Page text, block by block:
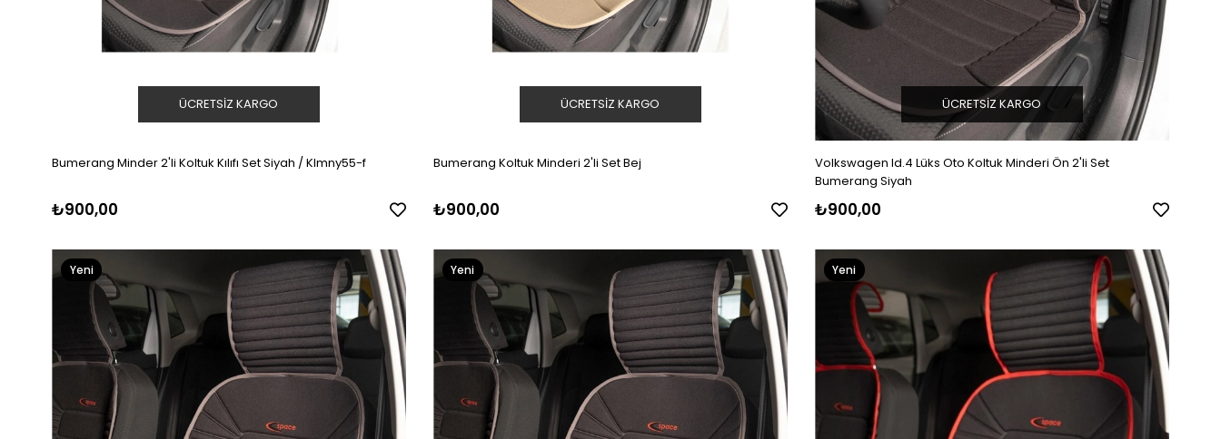
Bumerang Minder 2'li Koltuk Kılıfı Set Siyah / Klmny55-f
₺900,00
ÜCRETSIZ KARGO
Bumerang Koltuk Minderi 2'li Set Bej
₺900,00
ÜCRETSIZ KARGO
Volkswagen Id.4 Lüks Oto Koltuk Minderi Ön 2'li Set
Bumerang Siyah
₺900,00
ÜCRETSIZ KARGO
Yeni
Ürün
Yeni
Ürün
Yeni
Ürün